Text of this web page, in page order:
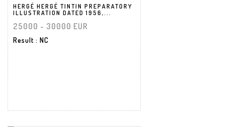
HERGÉ HERGÉ TINTIN PREPARATORY
ILLUSTRATION DATED 1956,...
25000 - 30000 EUR
Result : NC